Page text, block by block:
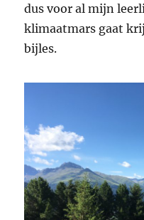
dus voor al mijn
klimaatmars gaat
bijles.